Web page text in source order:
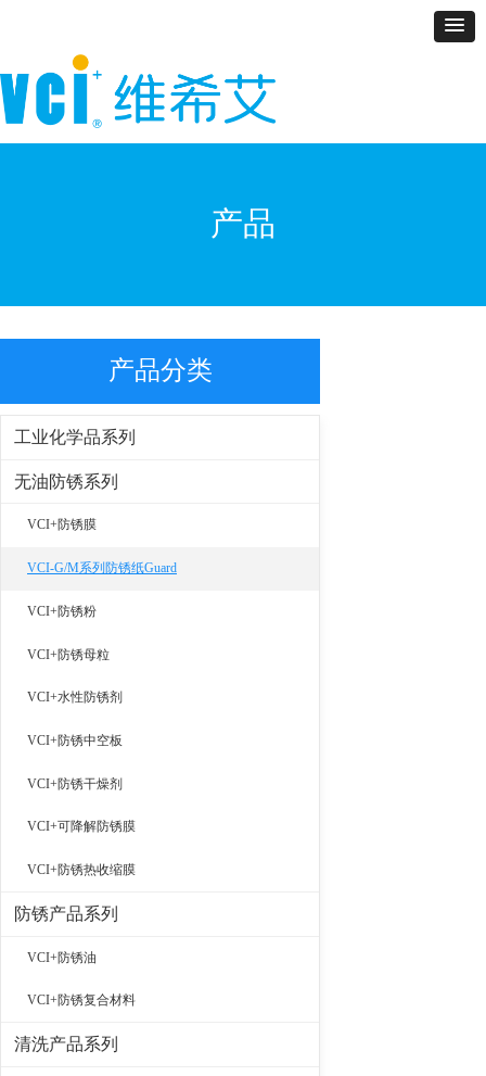
产品
产品分类
工业化学品系列
无油防锈系列
VCI+防锈膜
VCI-G/M系列防锈纸Guard
VCI+防锈粉
VCI+防锈母粒
VCI+水性防锈剂
VCI+防锈中空板
VCI+防锈干燥剂
VCI+可降解防锈膜
VCI+防锈热收缩膜
防锈产品系列
VCI+防锈油
VCI+防锈复合材料
清洗产品系列